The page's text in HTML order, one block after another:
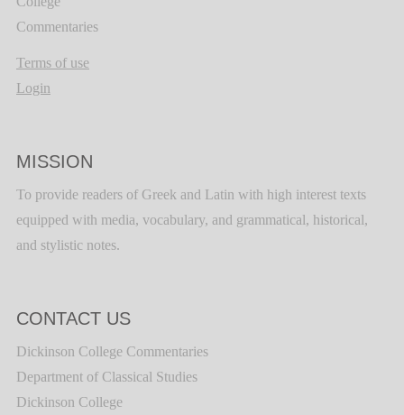
Commentaries
Terms of use
Login
MISSION
To provide readers of Greek and Latin with high interest texts
equipped with media, vocabulary, and grammatical, historical,
and stylistic notes.
CONTACT US
Dickinson College Commentaries
Department of Classical Studies
Dickinson College